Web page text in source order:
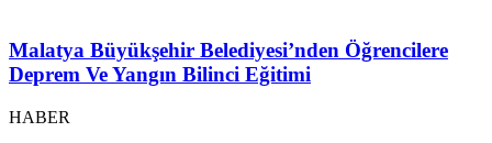
Malatya Büyükşehir Belediyesi’nden Öğrencilere
Deprem Ve Yangın Bilinci Eğitimi
HABER